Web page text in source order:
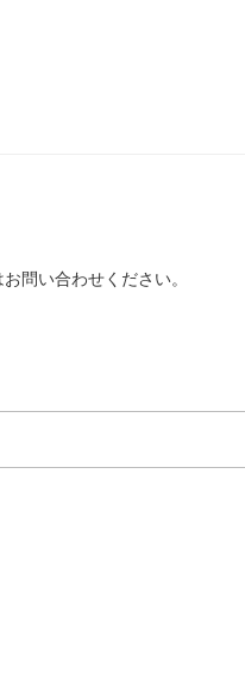
問い合わせください。